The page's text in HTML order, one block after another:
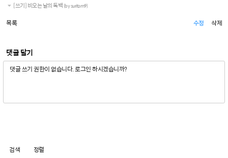
[쓰기] 비오는 날의 독백 (by suritam9)
목록 수정 삭제
댓글 달기
검색 정렬